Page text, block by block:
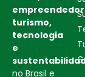
turismo,
tecnologia
e
no Brasil e